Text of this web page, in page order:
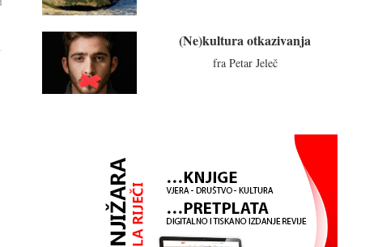
(Ne)kultura otkazivanja
fra Petar Jeleč